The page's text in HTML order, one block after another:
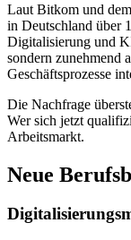
Laut Bitkom und
in Deutschland über
Digitalisierung und
sondern zunehmend
Geschäftsprozesse
Die Nachfrage
Wer sich jetzt
Arbeitsmarkt.
Neue